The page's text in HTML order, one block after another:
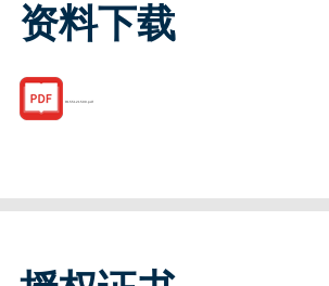
资料下载
R155121500.pdf